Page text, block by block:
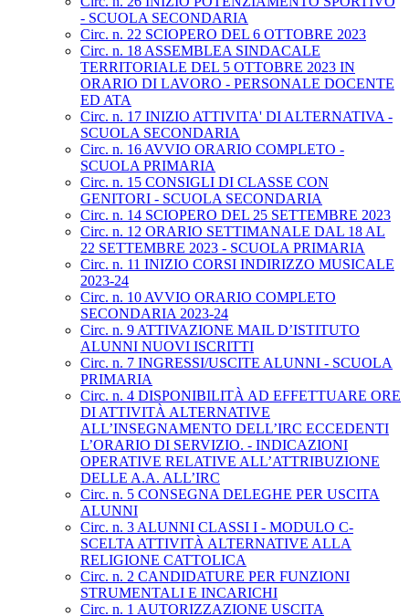
- SCUOLA SECONDARIA
Circ. n. 22 SCIOPERO DEL 6 OTTOBRE 2023
Circ. n. 18 ASSEMBLEA SINDACALE
TERRITORIALE DEL 5 OTTOBRE 2023 IN
ORARIO DI LAVORO - PERSONALE DOCENTE
ED ATA
Circ. n. 17 INIZIO ATTIVITA' DI ALTERNATIVA -
SCUOLA SECONDARIA
Circ. n. 16 AVVIO ORARIO COMPLETO -
SCUOLA PRIMARIA
Circ. n. 15 CONSIGLI DI CLASSE CON
GENITORI - SCUOLA SECONDARIA
Circ. n. 14 SCIOPERO DEL 25 SETTEMBRE 2023
Circ. n. 12 ORARIO SETTIMANALE DAL 18 AL
22 SETTEMBRE 2023 - SCUOLA PRIMARIA
Circ. n. 11 INIZIO CORSI INDIRIZZO MUSICALE
2023-24
Circ. n. 10 AVVIO ORARIO COMPLETO
SECONDARIA 2023-24
Circ. n. 9 ATTIVAZIONE MAIL D’ISTITUTO
ALUNNI NUOVI ISCRITTI
Circ. n. 7 INGRESSI/USCITE ALUNNI - SCUOLA
PRIMARIA
Circ. n. 4 DISPONIBILITÀ AD EFFETTUARE ORE
DI ATTIVITÀ ALTERNATIVE
ALL’INSEGNAMENTO DELL’IRC ECCEDENTI
L’ORARIO DI SERVIZIO. - INDICAZIONI
OPERATIVE RELATIVE ALL’ATTRIBUZIONE
DELLE A.A. ALL’IRC
Circ. n. 5 CONSEGNA DELEGHE PER USCITA
ALUNNI
Circ. n. 3 ALUNNI CLASSI I - MODULO C-
SCELTA ATTIVITÀ ALTERNATIVE ALLA
RELIGIONE CATTOLICA
Circ. n. 2 CANDIDATURE PER FUNZIONI
STRUMENTALI E INCARICHI
Circ. n. 1 AUTORIZZAZIONE USCITA